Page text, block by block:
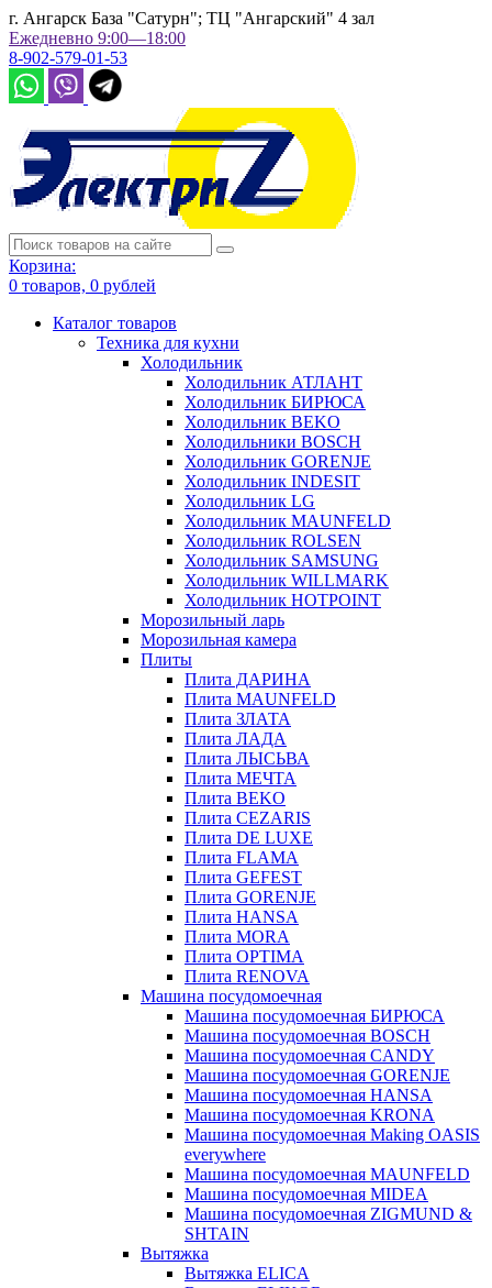
г. Ангарск База "Сатурн"; ТЦ "Ангарский" 4 зал
Ежедневно 9:00—18:00
8-902-579-01-53
Корзина:
0 товаров, 0 рублей
Каталог товаров
Техника для кухни
Холодильник
Холодильник АТЛАНТ
Холодильник БИРЮСА
Холодильник BEKO
Холодильники BOSCH
Холодильник GORENJE
Холодильник INDESIT
Холодильник LG
Холодильник MAUNFELD
Холодильник ROLSEN
Холодильник SAMSUNG
Холодильник WILLMARK
Холодильник HOTPOINT
Морозильный ларь
Морозильная камера
Плиты
Плита ДАРИНА
Плита MAUNFELD
Плита ЗЛАТА
Плита ЛАДА
Плита ЛЫСЬВА
Плита МЕЧТА
Плита BEKO
Плита CEZARIS
Плита DE LUXE
Плита FLAMA
Плита GEFEST
Плита GORENJE
Плита HANSA
Плита MORA
Плита OPTIMA
Плита RENOVA
Машина посудомоечная
Машина посудомоечная БИРЮСА
Машина посудомоечная BOSCH
Машина посудомоечная CANDY
Машина посудомоечная GORENJE
Машина посудомоечная HANSA
Машина посудомоечная KRONA
Машина посудомоечная Making OASIS
everywhere
Машина посудомоечная MAUNFELD
Машина посудомоечная MIDEA
Машина посудомоечная ZIGMUND &
SHTAIN
Вытяжка
Вытяжка ELICA